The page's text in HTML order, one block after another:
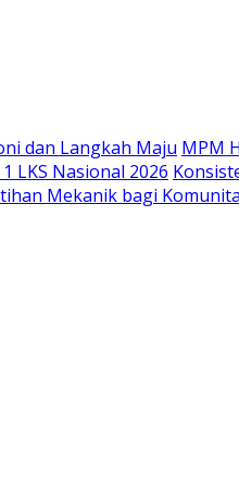
dan Langkah Maju MPM
LKS Nasional 2026
Mekanik bagi